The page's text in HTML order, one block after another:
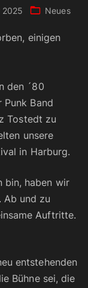
2025 Neues
einigen
den ´80
Punk Band
Tostedt zu
unsere
in Harburg.
bin, haben wir
Ab und zu
Auftritte.
entstehenden
Bühne sei, die